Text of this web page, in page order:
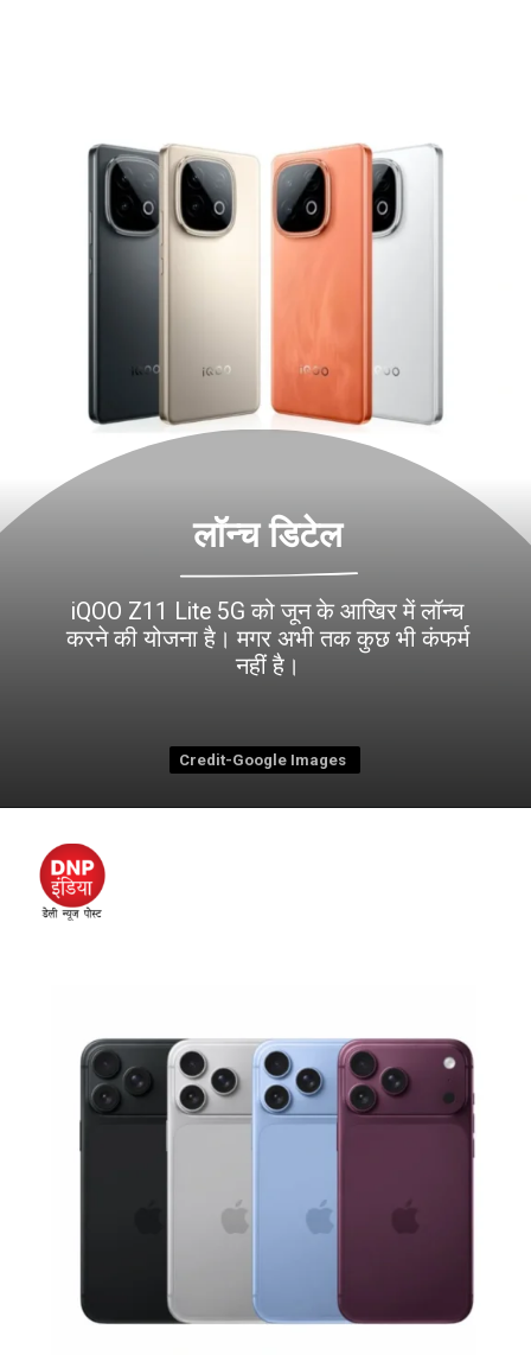
Credit-Google Images
Credit-Google Images
लॉन्च डिटेललॉन्च डिटेल
iQOO Z11 Lite 5G को जून के आखिर में लॉन्च
करने की योजना है। मगर अभी तक कुछ भी कंफर्म